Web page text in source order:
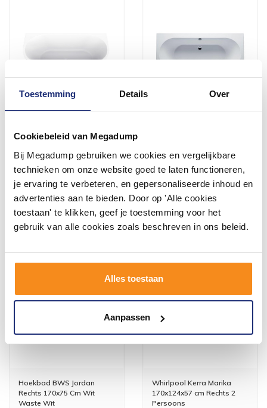
Toestemming Details Over
Cookiebeleid van Megadump
Bij Megadump gebruiken we cookies en vergelijkbare
technieken om onze website goed te laten functioneren,
je ervaring te verbeteren, en gepersonaliseerde inhoud en
advertenties aan te bieden. Door op 'Alle cookies
toestaan' te klikken, geef je toestemming voor het
gebruik van alle cookies zoals beschreven in ons beleid.
Alles toestaan
Aanpassen
Jordan 180x80 Cm Wit
Voor 14:00 besteld,
volgende (werk)dag in huis
1.479,95
949,00
Meer info
Vóór 14:00 besteld,
volgende werkdag in huis
303,71
251,00
Meer info
Hoekbad BWS Jordan
Rechts 170x75 Cm Wit
Waste Wit
Whirlpool Kerra Marika
170x124x57 cm Rechts 2
Persoons